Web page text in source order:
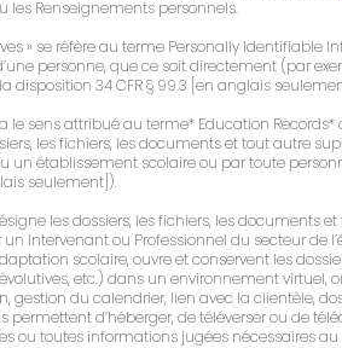
les Renseignements personnels.
» se réfère au terme Personally Identifiable
personne, que ce soit directement (par
disposition 34 CFR § 99.3 [en anglais
a le sens attribué au terme* Education
les fichiers, les documents et tout autre
un établissement scolaire ou par toute
seulement]).
les dossiers, les fichiers, les
Intervenant ou Professionnel du secteur de
scolaire, ouvre et conservent les
etc.) dans un environnement
gestion du calendrier, lien avec la clientèle,
permettent d’héberger, de téléverser ou de
ou toutes informations jugées nécessaires au